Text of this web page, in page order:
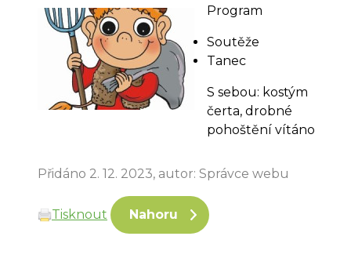
Program
Soutěže
Tanec
S sebou: kostým
čerta, drobné
pohoštění vítáno
Přidáno 2. 12. 2023, autor: Správce webu
Tisknout Nahoru